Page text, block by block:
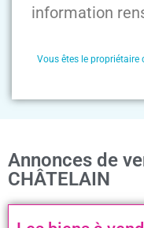
information
Vous êtes le propriétaire
Annonces de
CHÂTELAIN